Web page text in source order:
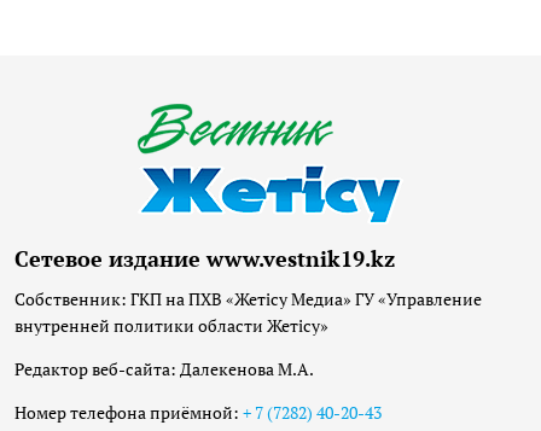
Сетевое издание www.vestnik19.kz
Собственник: ГКП на ПХВ «Жетісу Медиа» ГУ «Управление
внутренней политики области Жетісу»
Редактор веб-сайта: Далекенова М.А.
Номер телефона приёмной: + 7 (7282) 40-20-43